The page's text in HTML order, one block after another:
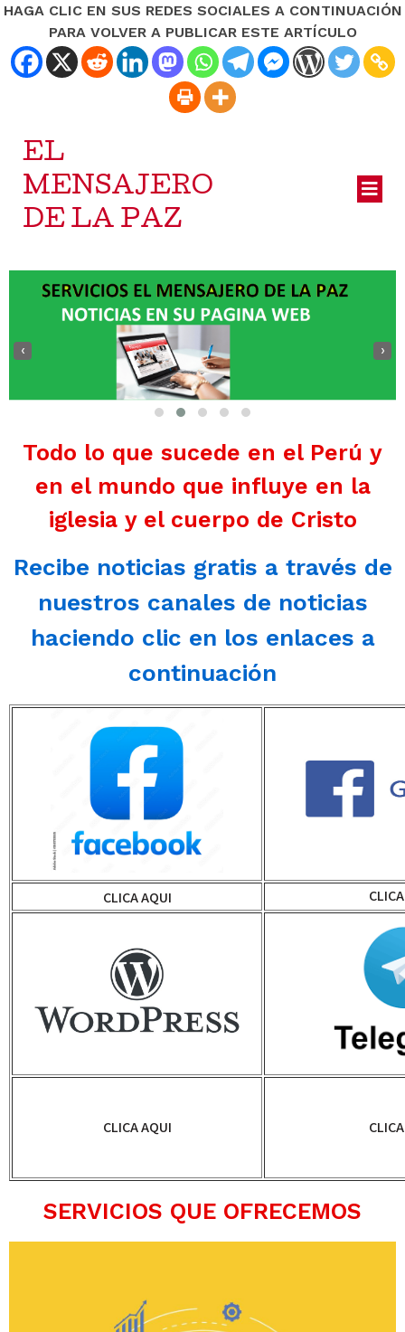
HAGA CLIC EN SUS REDES SOCIALES A CONTINUACIÓN
PARA VOLVER A PUBLICAR ESTE ARTÍCULO
EL
MENSAJERO
DE LA PAZ
‹ ›
Todo lo que sucede en el Perú y
en el mundo que influye en la
iglesia y el cuerpo de Cristo
Recibe noticias gratis a través de
nuestros canales de noticias
haciendo clic en los enlaces a
continuación
CLICA AQUI
CLICA AQUI
SERVICIOS QUE OFRECEMOS